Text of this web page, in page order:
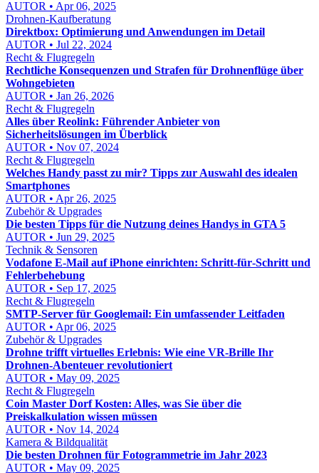
AUTOR • Apr 06, 2025
Drohnen-Kaufberatung
Direktbox: Optimierung und Anwendungen im Detail
AUTOR • Jul 22, 2024
Recht & Flugregeln
Rechtliche Konsequenzen und Strafen für Drohnenflüge über
Wohngebieten
AUTOR • Jan 26, 2026
Recht & Flugregeln
Alles über Reolink: Führender Anbieter von
Sicherheitslösungen im Überblick
AUTOR • Nov 07, 2024
Recht & Flugregeln
Welches Handy passt zu mir? Tipps zur Auswahl des idealen
Smartphones
AUTOR • Apr 26, 2025
Zubehör & Upgrades
Die besten Tipps für die Nutzung deines Handys in GTA 5
AUTOR • Jun 29, 2025
Technik & Sensoren
Vodafone E‑Mail auf iPhone einrichten: Schritt‑für‑Schritt und
Fehlerbehebung
AUTOR • Sep 17, 2025
Recht & Flugregeln
SMTP-Server für Googlemail: Ein umfassender Leitfaden
AUTOR • Apr 06, 2025
Zubehör & Upgrades
Drohne trifft virtuelles Erlebnis: Wie eine VR-Brille Ihr
Drohnen-Abenteuer revolutioniert
AUTOR • May 09, 2025
Recht & Flugregeln
Coin Master Dorf Kosten: Alles, was Sie über die
Preiskalkulation wissen müssen
AUTOR • Nov 14, 2024
Kamera & Bildqualität
Die besten Drohnen für Fotogrammetrie im Jahr 2023
AUTOR • May 09, 2025